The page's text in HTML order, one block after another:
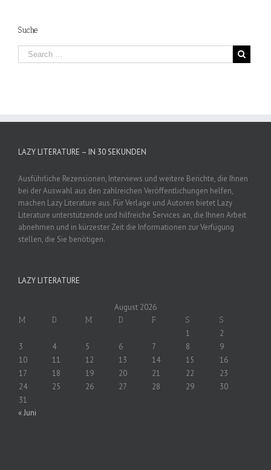
Suche
LAZY LITERATURE – IN 30 SEKUNDEN
Ausführliche Rezensionen, Interviews und weitere Berichte, die Ihnen
bei der Auswahl aus den zahlreichen Veröffentlichungen helfen,
machen Lazy Literature aus. Für Verlage und Autoren bietet Lazy
Literature unterstützende und hilfreiche Services an, die Ihnen Arbeit
abnehmen und in kürzester Zeit die Informationen zur Verfügung
stellen, die Sie benötigen.
LAZY LITERATURE
August 2026
M D M D F S S
1
2
3
4 5 6 7 8
9
10
11 12 13 14 15
16
17
18 19 20 21 22
23
24
25 26 27 28 29
30
31
« Juni